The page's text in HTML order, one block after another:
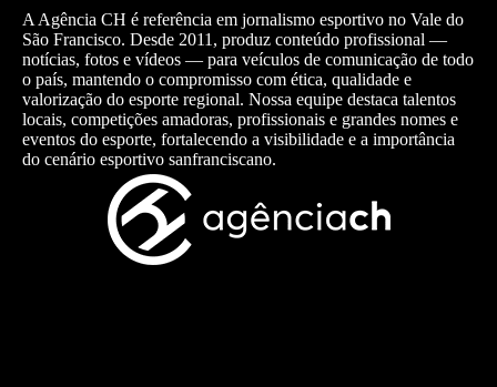
A Agência CH é referência em jornalismo esportivo no Vale do
São Francisco. Desde 2011, produz conteúdo profissional —
notícias, fotos e vídeos — para veículos de comunicação de todo
o país, mantendo o compromisso com ética, qualidade e
valorização do esporte regional. Nossa equipe destaca talentos
locais, competições amadoras, profissionais e grandes nomes e
eventos do esporte, fortalecendo a visibilidade e a importância
do cenário esportivo sanfranciscano.